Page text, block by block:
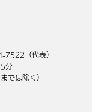
7522（代表）
分
では除く）